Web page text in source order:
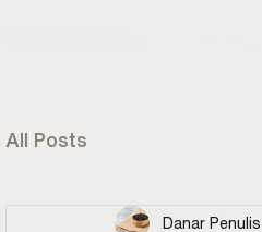
All Posts
Danar Penulis